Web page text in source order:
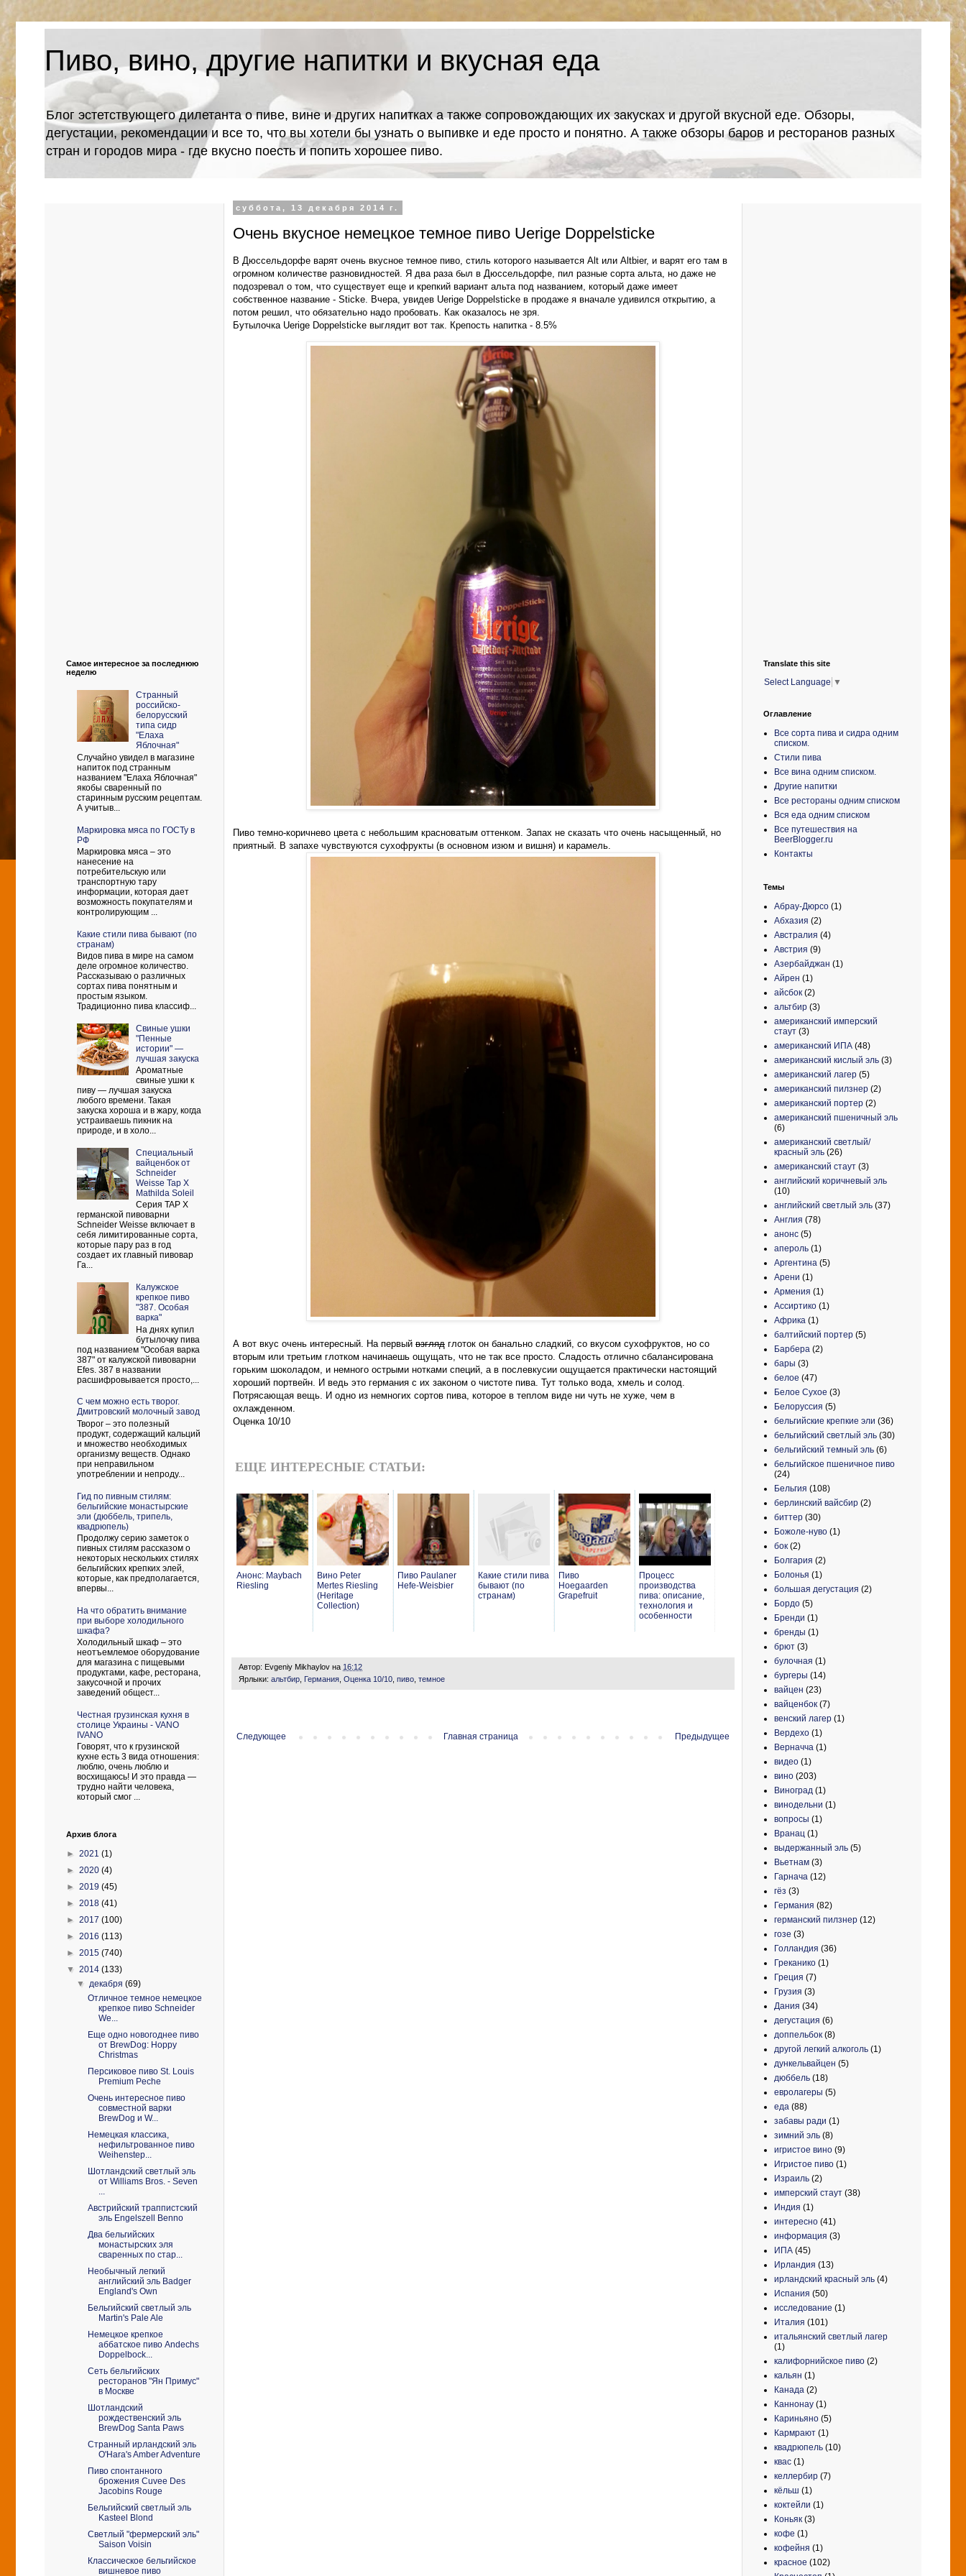
Пиво, вино, другие напитки и вкусная еда
Блог эстетствующего дилетанта о пиве, вине и других напитках а также сопровождающих их закусках и другой вкусной еде. Обзоры,
дегустации, рекомендации и все то, что вы хотели бы узнать о выпивке и еде просто и понятно. А также обзоры баров и ресторанов разных
стран и городов мира - где вкусно поесть и попить хорошее пиво.
суббота, 13 декабря 2014 г.
Очень вкусное немецкое темное пиво Uerige Doppelsticke
В Дюссельдорфе варят очень вкусное темное пиво, стиль которого называется Alt или Altbier, и варят его там в
огромном количестве разновидностей. Я два раза был в Дюссельдорфе, пил разные сорта альта, но даже не
подозревал о том, что существует еще и крепкий вариант альта под названием, который даже имеет
собственное название - Sticke. Вчера, увидев Uerige Doppelsticke в продаже я вначале удивился открытию, а
потом решил, что обязательно надо пробовать. Как оказалось не зря.
Бутылочка Uerige Doppelsticke выглядит вот так. Крепость напитка - 8.5%
Пиво темно-коричнево цвета с небольшим красноватым оттенком. Запах не сказать что очень насыщенный, но
приятный. В запахе чувствуются сухофрукты (в основном изюм и вишня) и карамель.
А вот вкус очень интересный. На первый взгляд глоток он банально сладкий, со вкусом сухофруктов, но со
вторым или третьим глотком начинаешь ощущать, что не так все просто. Сладость отлично сбалансирована
горьким шоколадом, и немного острыми нотками специй, а в послевкусии ощущается практически настоящий
хороший портвейн. И ведь это германия с их законом о чистоте пива. Тут только вода, хмель и солод.
Потрясающая вещь. И одно из немногих сортов пива, которое в теплом виде ни чуть не хуже, чем в
охлажденном.
Оценка 10/10
ЕЩЕ ИНТЕРЕСНЫЕ СТАТЬИ:
Анонс: Maybach
Riesling
Вино Peter
Mertes Riesling
(Heritage
Collection)
Пиво Paulaner
Hefe-Weisbier
Какие стили пива
бывают (по
странам)
Пиво
Hoegaarden
Grapefruit
Процесс
производства
пива: описание,
технология и
особенности
Автор: Evgeniy Mikhaylov на 16:12
Ярлыки: альтбир Германия Оценка 10/10 пиво темное
Следующее Предыдущее
Главная страница
Самое интересное за последнюю
неделю
Странный
российско-
белорусский
типа сидр
"Елаха
Яблочная"
Случайно увидел в магазине
напиток под странным
названием "Елаха Яблочная"
якобы сваренный по
старинным русским рецептам.
А учитыв...
Маркировка мяса по ГОСТу в
РФ
Маркировка мяса – это
нанесение на
потребительскую или
транспортную тару
информации, которая дает
возможность покупателям и
контролирующим ...
Какие стили пива бывают (по
странам)
Видов пива в мире на самом
деле огромное количество.
Рассказываю о различных
сортах пива понятным и
простым языком.
Традиционно пива классиф...
Свиные ушки
"Пенные
истории" —
лучшая закуска
Ароматные
свиные ушки к
пиву — лучшая закуска
любого времени. Такая
закуска хороша и в жару, когда
устраиваешь пикник на
природе, и в холо...
Cпециальный
вайценбок от
Schneider
Weisse Tap X
Mathilda Soleil
Серия TAP X
германской пивоварни
Schneider Weisse включает в
себя лимитированные сорта,
которые пару раз в год
создает их главный пивовар
Га...
Калужское
крепкое пиво
"387. Особая
варка"
На днях купил
бутылочку пива
под названием "Особая варка
387" от калужской пивоварни
Efes. 387 в названии
расшифровывается просто,...
С чем можно есть творог.
Дмитровский молочный завод
Творог – это полезный
продукт, содержащий кальций
и множество необходимых
организму веществ. Однако
при неправильном
употреблении и непроду...
Гид по пивным стилям:
бельгийские монастырские
эли (дюббель, трипель,
квадрюпель)
Продолжу серию заметок о
пивных стилям рассказом о
некоторых нескольких стилях
бельгийских крепких элей,
которые, как предполагается,
впервы...
На что обратить внимание
при выборе холодильного
шкафа?
Холодильный шкаф – это
неотъемлемое оборудование
для магазина с пищевыми
продуктами, кафе, ресторана,
закусочной и прочих
заведений общест...
Честная грузинская кухня в
столице Украины - VANO
IVANO
Говорят, что к грузинской
кухне есть 3 вида отношения:
люблю, очень люблю и
восхищаюсь! И это правда —
трудно найти человека,
который смог ...
Архив блога
► 2021 (1)
► 2020 (4)
► 2019 (45)
► 2018 (41)
► 2017 (100)
► 2016 (113)
► 2015 (740)
▼ 2014 (133)
▼ декабря(69)
Отличное темное немецкое
крепкое пиво Schneider
We...
Еще одно новогоднее пиво
от BrewDog: Hoppy
Christmas
Персиковое пиво St. Louis
Premium Peche
Очень интересное пиво
совместной варки
BrewDog и W...
Немецкая классика,
нефильтрованное пиво
Weihenstep...
Шотландский светлый эль
от Williams Bros. - Seven
Австрийский траппистский
эль Engelszell Benno
Два бельгийских
монастырских эля
сваренных по стар...
Необычный легкий
английский эль Badger
England's Own
Бельгийский светлый эль
Martin's Pale Ale
Немецкое крепкое
аббатское пиво Andechs
Doppelbock...
Сеть бельгийских
ресторанов "Ян Примус"
в Москве
Шотландский
рождественский эль
BrewDog Santa Paws
Странный ирландский эль
O'Hara's Amber Adventure
Пиво спонтанного
брожения Cuvee Des
Jacobins Rouge
Бельгийский светлый эль
Kasteel Blond
Светлый "фермерский эль"
Saison Voisin
Классическое бельгийское
вишневое пиво
Translate this site
Select Language ▼
Оглавление
Все сорта пива и сидра одним
списком.
Стили пива
Все вина одним списком.
Другие напитки
Все рестораны одним списком
Вся еда одним списком
Все путешествия на
BeerBlogger.ru
Контакты
Темы
Абрау-Дюрсо (1)
Абхазия (2)
Австралия (4)
Австрия (9)
Азербайджан (1)
Айрен (1)
айсбок (2)
альтбир (3)
американский имперский
стаут (3)
американский ИПА (48)
американский кислый эль (3)
американский лагер (5)
американский пилзнер (2)
американский портер (2)
американский пшеничный эль
(6)
американский светлый/
красный эль (26)
американский стаут (3)
английский коричневый эль
(10)
английский светлый эль (37)
Англия (78)
анонс (5)
апероль (1)
Аргентина (5)
Арени (1)
Армения (1)
Ассиртико (1)
Африка (1)
балтийский портер (5)
Барбера (2)
бары (3)
белое (47)
Белое Сухое (3)
Белоруссия (5)
бельгийские крепкие эли (36)
бельгийский светлый эль (30)
бельгийский темный эль (6)
бельгийское пшеничное пиво
(24)
Бельгия (108)
берлинский вайсбир (2)
биттер (30)
Божоле-нуво (1)
бок (2)
Болгария (2)
Болонья (1)
большая дегустация (2)
Бордо (5)
Бренди (1)
бренды (1)
брют (3)
булочная (1)
бургеры (14)
вайцен (23)
вайценбок (7)
венский лагер (1)
Вердехо (1)
Верначча (1)
видео (1)
вино (203)
Виноград (1)
винодельни (1)
вопросы (1)
Вранац (1)
выдержанный эль (5)
Вьетнам (3)
Гарнача (12)
гёз (3)
Германия (82)
германский пилзнер (12)
гозе (3)
Голландия (36)
Греканико (1)
Греция (7)
Грузия (3)
Дания (34)
дегустация (6)
доппельбок (8)
другой легкий алкоголь (1)
дункельвайцен (5)
дюббель (18)
евролагеры (5)
еда (88)
забавы ради (1)
зимний эль (8)
игристое вино (9)
Игристое пиво (1)
Израиль (2)
имперский стаут (38)
Индия (1)
интересно (41)
информация (3)
ИПА (45)
Ирландия (13)
ирландский красный эль (4)
Испания (50)
исследование (1)
Италия (101)
итальянский светлый лагер
(1)
калифорнийское пиво (2)
кальян (1)
Канада (2)
Каннонау (1)
Кариньяно (5)
Кармрают (1)
квадрюпель (10)
квас (1)
келлербир (7)
кёльш (1)
коктейли (1)
Коньяк (3)
кофе (1)
кофейня (1)
красное (102)